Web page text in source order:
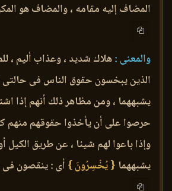
المضاف إليه مقامه ، والمضاف هو
والمعنى :هلاك شديد ، وعذاب أليم ،
الذين يبخسون حقوق الناس فى حالتى
يشبههما ، ومن مظاهر ذلك أنهم إذا
حرصوا على أن يأخذوا حقوقهم منهم
وإذا باعوا لهم شيئا ، عن طريق الكيل
يشبههما { يُخْسِرُونَ } أى : ينقصون فى